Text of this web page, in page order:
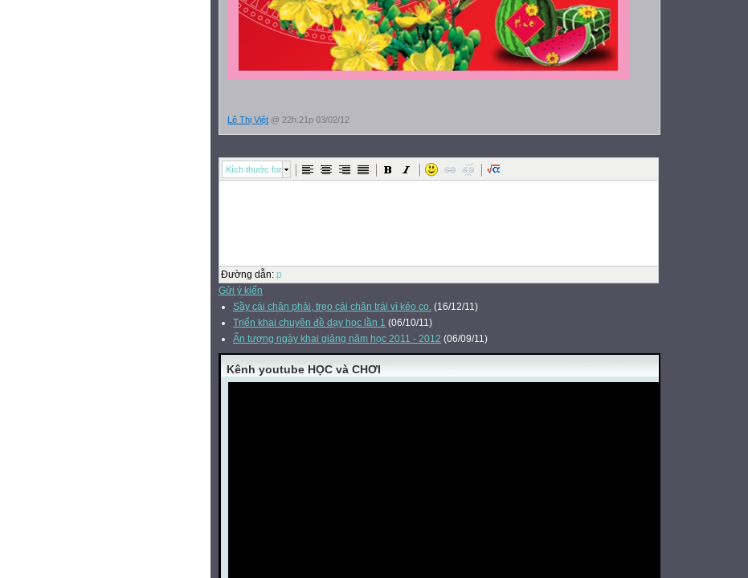
Lê Thị Việt @ 22h:21p 03/02/12
Kích thước font
Đường dẫn: p
Gửi ý kiến
Sầy cái chân phải, trẹo cái chân trái vì kéo co. (16/12/11)
Triển khai chuyên đề dạy học lần 1 (06/10/11)
Ấn tượng ngày khai giảng năm học 2011 - 2012 (06/09/11)
Kênh youtube HỌC và CHƠI